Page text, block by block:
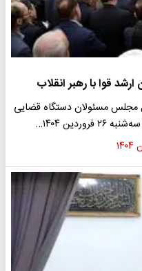
قوا با رهبر انقلاب
مجلس مسئولان دستگاه قضایی
۱۴۰۴…